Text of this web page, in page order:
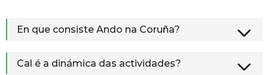
En que consiste Ando na Coruña?
Cal é a dinámica das actividades?